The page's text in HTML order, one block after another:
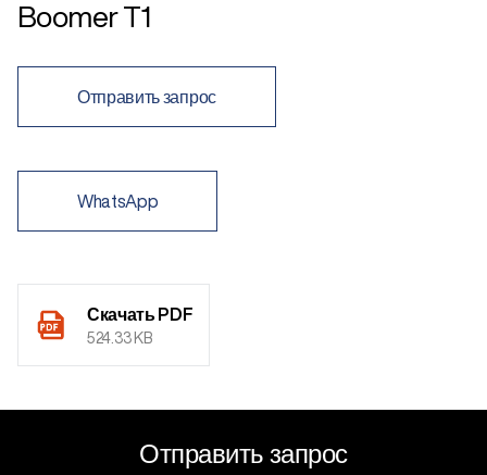
Boomer T1
Отправить запрос
WhatsApp
Скачать PDF
524.33 KB
Отправить запрос